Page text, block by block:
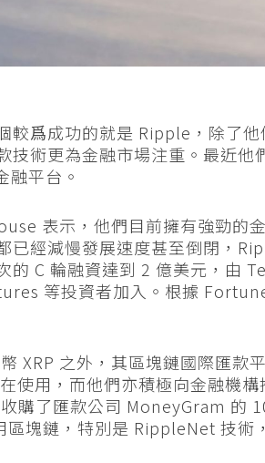
較爲成功的就是 Ripple，除了他
技術更為金融市場注重。最近他
融平台。
表示，他們目前擁有強勁的
已經減慢發展速度甚至倒閉，
的 C 輪融資達到 2 億美元，由
等投資者加入。根據
XRP 之外，其區塊鏈國際匯款
使用，而他們亦積極向金融機
購了匯款公司 MoneyGram 的
塊鏈，特別是 RippleNet 技術